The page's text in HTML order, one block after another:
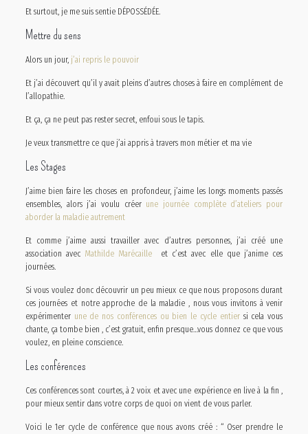
Et surtout, je me suis sentie DÉPOSSÉDÉE.
Mettre du sens
Alors un jour, j’ai repris le pouvoir
Et j’ai découvert qu’il y avait pleins d’autres choses à faire en complément de
l’allopathie.
Et ça, ça ne peut pas rester secret, enfoui sous le tapis.
Je veux transmettre ce que j’ai appris à travers mon métier et ma vie
Les Stages
J’aime bien faire les choses en profondeur, j’aime les longs moments passés
ensembles, alors j’ai voulu créer une journée complète d’ateliers pour
aborder la maladie autrement
Et comme j’aime aussi travailler avec d’autres personnes, j’ai créé une
association avec Mathilde Marécaille et c’est avec elle que j’anime ces
journées.
Si vous voulez donc découvrir un peu mieux ce que nous proposons durant
ces journées et notre approche de la maladie , nous vous invitons à venir
expérimenterune de nos conférences ou bien le cycle entiersi cela vous
chante, ça tombe bien , c’est gratuit, enfin presque…vous donnez ce que vous
voulez, en pleine conscience.
Les conférences
Ces conférences sont courtes, à 2 voix et avec une expérience en live à la fin ,
pour mieux sentir dans votre corps de quoi on vient de vous parler.
Voici le 1er cycle de conférence que nous avons créé : “ Oser prendre le